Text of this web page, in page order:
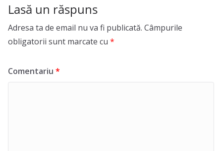
Lasă un răspuns
Adresa ta de email nu va fi publicată. Câmpurile
obligatorii sunt marcate cu *
Comentariu *